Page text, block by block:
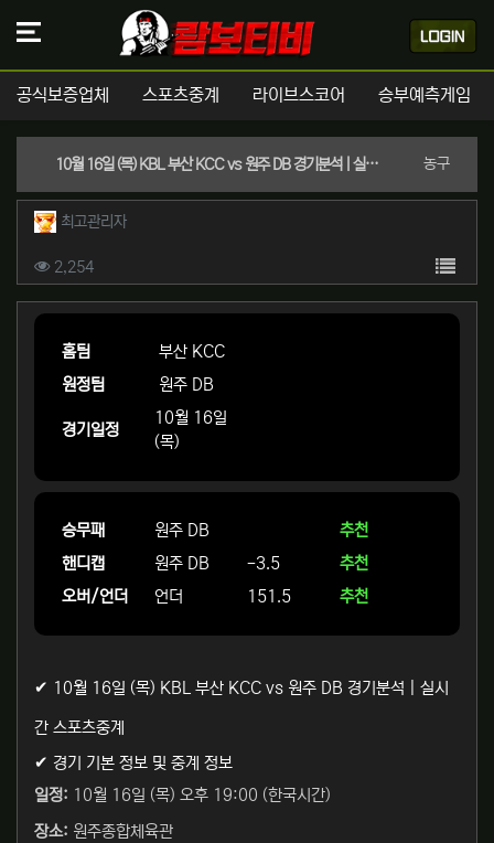
공식보증업체 스포츠중계 라이브스코어 승부예측게임
10월 16일 (목) KBL 부산 KCC vs 원주 DB 경기분석 | 실시간 스포츠중계 농구분류
작성자 정보
최고관리자작성
컨텐츠 정보
2,254조회 목록
본문
홈팀
부산 KCC
원정팀
원주 DB
경기일정
10월 16일
(목)
승무패 원주 DB
추천
핸디캡
원주 DB -3.5
추천
오버/언더
언더 151.5 추천
✔ 10월 16일 (목) KBL 부산 KCC vs 원주 DB 경기분석 | 실시
간 스포츠중계
✔ 경기 기본 정보 및 중계 정보
일정: 10월 16일 (목) 오후 19:00 (한국시간)
장소: 원주종합체육관